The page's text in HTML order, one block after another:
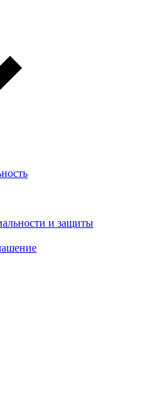
и защиты